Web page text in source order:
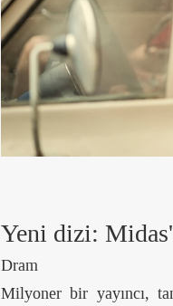
Yeni dizi:
Dram
Milyoner bir yayıncı,